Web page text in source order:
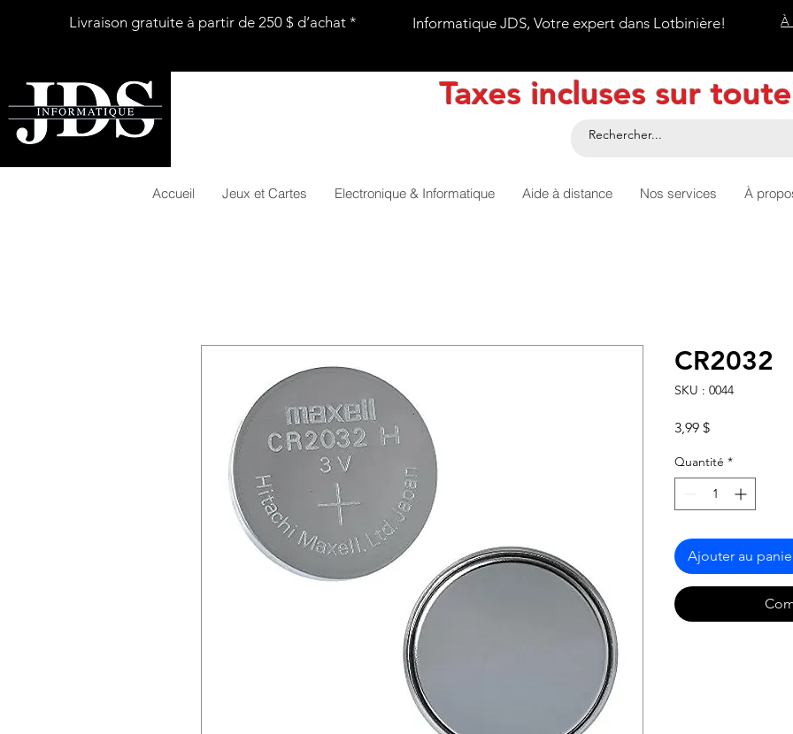
Livraison gratuite à partir de 250 $ d’achat * À
Informatique JDS, Votre expert dans Lotbinière!
Accueil Jeux et Cartes Electronique & Informatique Aide à distance Nos services À
Taxes incluses sur
CR2032
SKU : 0044
3,99 $Prix
Quantité *
Ajouter au